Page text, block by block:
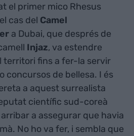
el primer mico Rhesus
cas del Camel
a Dubai, que després de
Injaz, va estendre
territori fins a fer-la servir
concursos de bellesa. I és
a aquest surrealista
científic sud-coreà
a assegurar que havia
No ho va fer, i sembla que